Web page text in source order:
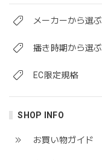
メーカーから選ぶ
播き時期から選ぶ
EC限定規格
SHOP INFO
お買い物ガイド